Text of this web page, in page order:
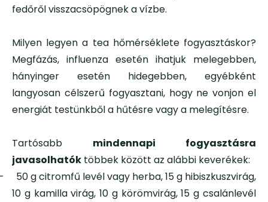
fedőről visszacsöpögnek a vízbe.
Milyen legyen a tea hőmérséklete fogyasztáskor?
Megfázás, influenza esetén ihatjuk melegebben,
hányinger esetén hidegebben, egyébként
langyosan célszerű fogyasztani, hogy ne vonjon el
energiát testünkből a hűtésre vagy a melegítésre.
Tartósabb mindennapi fogyasztásra
javasolhatók többek között az alábbi keverékek:
50 g citromfű levél vagy herba, 15 g hibiszkuszvirág,
10 g kamilla virág, 10 g körömvirág, 15 g csalánlevél